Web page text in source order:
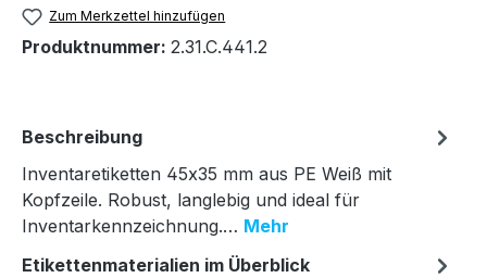
Zum Merkzettel hinzufügen
Produktnummer: 2.31.C.441.2
Beschreibung
Inventaretiketten 45x35 mm aus PE Weiß mit
Kopfzeile. Robust, langlebig und ideal für
Inventarkennzeichnung.… Mehr
Etikettenmaterialien im Überblick